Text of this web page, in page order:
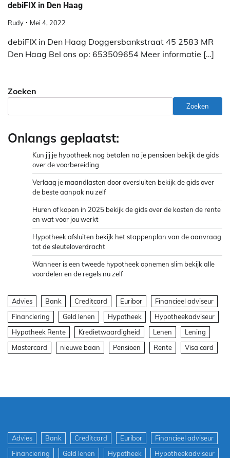
debiFIX in Den Haag
Rudy Mei 4, 2022
debiFIX in Den Haag Doggersbankstraat 45 2583 MR
Den Haag Bel ons op: 653509654 Meer informatie […]
Zoeken
Zoeken
Onlangs geplaatst:
Kun jij je hypotheek nog betalen na je pensioen bekijk de gids
over de voorbereiding
Verlaag je maandlasten door oversluiten bekijk de gids over
de beste aanpak nu zelf
Huren of kopen in 2025 bekijk de gids over de kosten de rente
en wat voor jou werkt
Hypotheek afsluiten bekijk het stappenplan van de aanvraag
tot de sleuteloverdracht
Wanneer is een tweede hypotheek opnemen slim bekijk alle
voordelen en de regels nu zelf
Advies Bank Creditcard Euribor
Financieel adviseur
Financiering
Geld lenen Hypotheek
Hypotheekadviseur
Hypotheek Rente
Kredietwaardigheid Lenen
Lening
Mastercard
nieuwe baan Pensioen Rente Visa card
Advies Bank Creditcard Euribor
Financieel adviseur
Financiering
Geld lenen Hypotheek
Hypotheekadviseur